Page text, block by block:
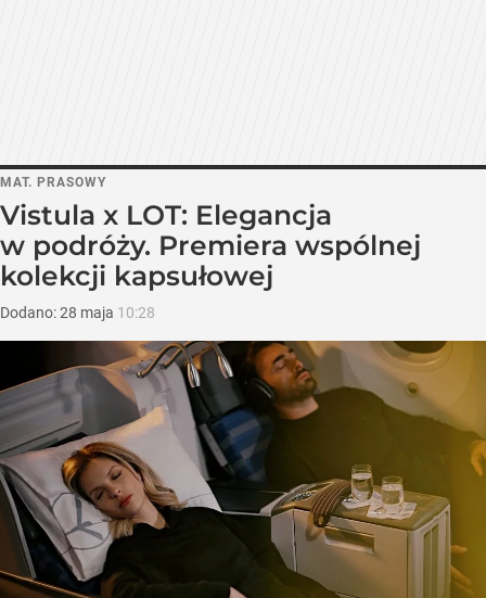
MAT. PRASOWY
Vistula x LOT: Elegancja
w podróży. Premiera wspólnej
kolekcji kapsułowej
Dodano:28 maja 10:28